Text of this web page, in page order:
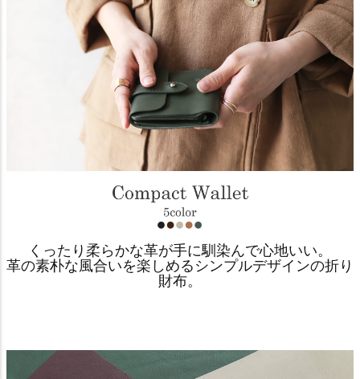
くったり柔らかな革が手に馴染んで心地いい。
革の素朴な風合いを楽しめるシンプルデザインの折り
財布。